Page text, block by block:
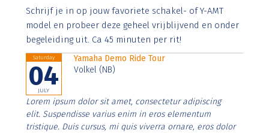
Aenean faucibus nibh et justo cursus id rutrum lorem
imperdiet. Nunc ut sem vitae risus tristique posuere.
Schrijf je in op jouw favoriete schakel- of Y-AMT
model en probeer deze geheel vrijblijvend en onder
begeleiding uit. Ca 45 minuten per rit!
Saturday
04
JULY
Yamaha Demo Ride Tour
Volkel (NB)
Lorem ipsum dolor sit amet, consectetur adipiscing
elit. Suspendisse varius enim in eros elementum
tristique. Duis cursus, mi quis viverra ornare, eros dolor